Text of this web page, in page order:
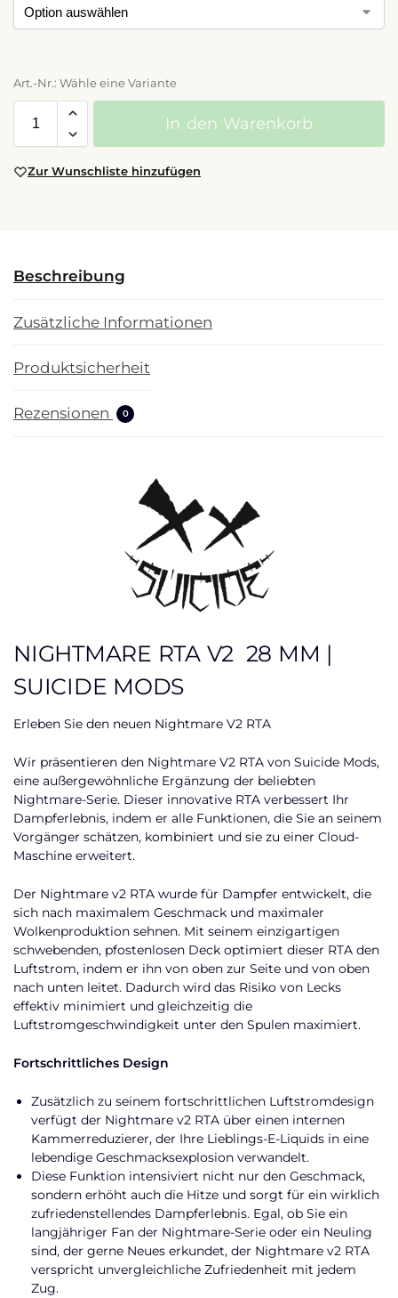
Art.-Nr.: Wähle eine Variante
In den Warenkorb
Zur Wunschliste hinzufügen
Beschreibung
Zusätzliche Informationen
Produktsicherheit
Rezensionen 0
NIGHTMARE RTA V2 28 MM |
SUICIDE MODS
Erleben Sie den neuen Nightmare V2 RTA
Wir präsentieren den Nightmare V2 RTA von Suicide Mods,
eine außergewöhnliche Ergänzung der beliebten
Nightmare-Serie. Dieser innovative RTA verbessert Ihr
Dampferlebnis, indem er alle Funktionen, die Sie an seinem
Vorgänger schätzen, kombiniert und sie zu einer Cloud-
Maschine erweitert.
Der Nightmare v2 RTA wurde für Dampfer entwickelt, die
sich nach maximalem Geschmack und maximaler
Wolkenproduktion sehnen. Mit seinem einzigartigen
schwebenden, pfostenlosen Deck optimiert dieser RTA den
Luftstrom, indem er ihn von oben zur Seite und von oben
nach unten leitet. Dadurch wird das Risiko von Lecks
effektiv minimiert und gleichzeitig die
Luftstromgeschwindigkeit unter den Spulen maximiert.
Fortschrittliches Design
Zusätzlich zu seinem fortschrittlichen Luftstromdesign
verfügt der Nightmare v2 RTA über einen internen
Kammerreduzierer, der Ihre Lieblings-E-Liquids in eine
lebendige Geschmacksexplosion verwandelt.
Diese Funktion intensiviert nicht nur den Geschmack,
sondern erhöht auch die Hitze und sorgt für ein wirklich
zufriedenstellendes Dampferlebnis. Egal, ob Sie ein
langjähriger Fan der Nightmare-Serie oder ein Neuling
sind, der gerne Neues erkundet, der Nightmare v2 RTA
verspricht unvergleichliche Zufriedenheit mit jedem
Zug.